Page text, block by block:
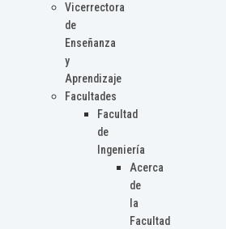
Vicerrectora
de
Enseñanza
y
Aprendizaje
Facultades
Facultad
de
Ingeniería
Acerca
de
la
Facultad